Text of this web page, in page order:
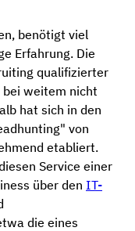
benötigt viel
Erfahrung. Die
qualifizierter
bei weitem nicht
hat sich in den
von
etabliert.
Service einer
über den IT-
die eines